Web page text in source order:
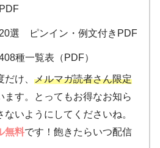
選 ピンイン・例文付きPDF
種一覧表（PDF）
け、 メルマガ読者さん限定
ます。とってもお得なお知ら
いようにしてくださいね。
無料です！飽きたらいつ配信